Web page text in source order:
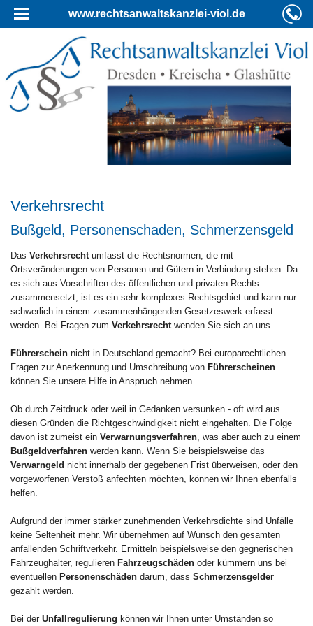
www.rechtsanwaltskanzlei-viol.de
Verkehrsrecht
Bußgeld, Personenschaden, Schmerzensgeld
Das Verkehrsrecht umfasst die Rechtsnormen, die mit
Ortsveränderungen von Personen und Gütern in Verbindung stehen. Da
es sich aus Vorschriften des öffentlichen und privaten Rechts
zusammensetzt, ist es ein sehr komplexes Rechtsgebiet und kann nur
schwerlich in einem zusammenhängenden Gesetzeswerk erfasst
werden. Bei Fragen zum Verkehrsrecht wenden Sie sich an uns.
Führerschein nicht in Deutschland gemacht? Bei europarechtlichen
Fragen zur Anerkennung und Umschreibung von Führerscheinen
können Sie unsere Hilfe in Anspruch nehmen.
Ob durch Zeitdruck oder weil in Gedanken versunken - oft wird aus
diesen Gründen die Richtgeschwindigkeit nicht eingehalten. Die Folge
davon ist zumeist ein Verwarnungsverfahren , was aber auch zu einem
Bußgeldverfahren werden kann. Wenn Sie beispielsweise das
Verwarngeld nicht innerhalb der gegebenen Frist überweisen, oder den
vorgeworfenen Verstoß anfechten möchten, können wir Ihnen ebenfalls
helfen.
Aufgrund der immer stärker zunehmenden Verkehrsdichte sind Unfälle
keine Seltenheit mehr. Wir übernehmen auf Wunsch den gesamten
anfallenden Schriftverkehr. Ermitteln beispielsweise den gegnerischen
Fahrzeughalter, regulieren Fahrzeugschäden oder kümmern uns bei
eventuellen Personenschäden darum, dass Schmerzensgelder
gezahlt werden.
Bei der Unfallregulierung können wir Ihnen unter Umständen so